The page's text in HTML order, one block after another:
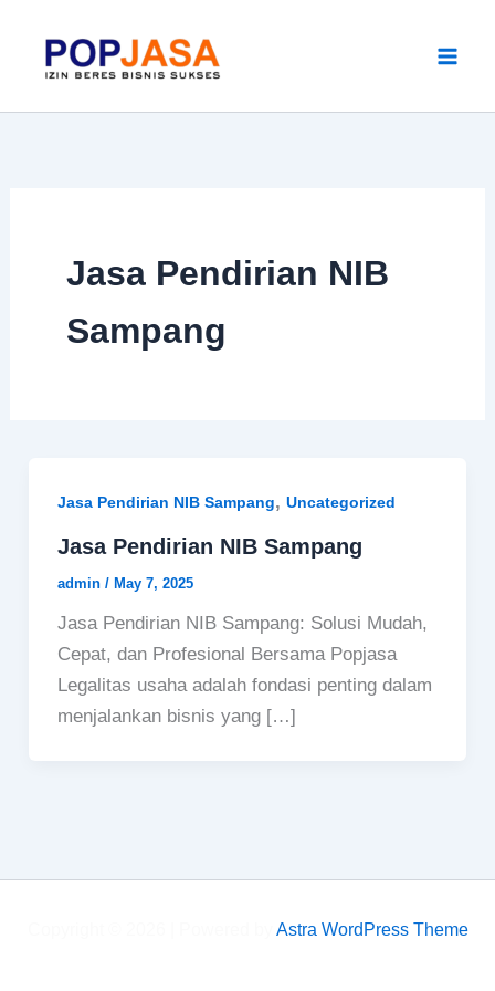
content
Jasa Pendirian NIB
Sampang
Jasa Pendirian NIB Sampang, Uncategorized
Jasa Pendirian NIB Sampang
admin / May 7, 2025
Jasa Pendirian NIB Sampang: Solusi Mudah,
Cepat, dan Profesional Bersama Popjasa
Legalitas usaha adalah fondasi penting dalam
menjalankan bisnis yang […]
Astra WordPress Theme